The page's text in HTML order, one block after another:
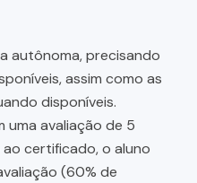
autônoma, precisando
assim como as
disponíveis.
uma avaliação de 5
certificado, o aluno
(60% de